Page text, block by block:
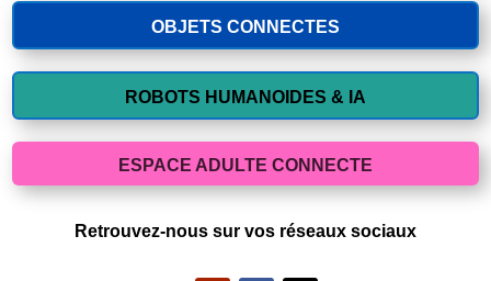
OBJETS CONNECTES
ROBOTS HUMANOIDES & IA
ESPACE ADULTE CONNECTE
Retrouvez-nous sur vos réseaux sociaux